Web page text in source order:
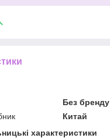
Без бренду
Китай
характеристики